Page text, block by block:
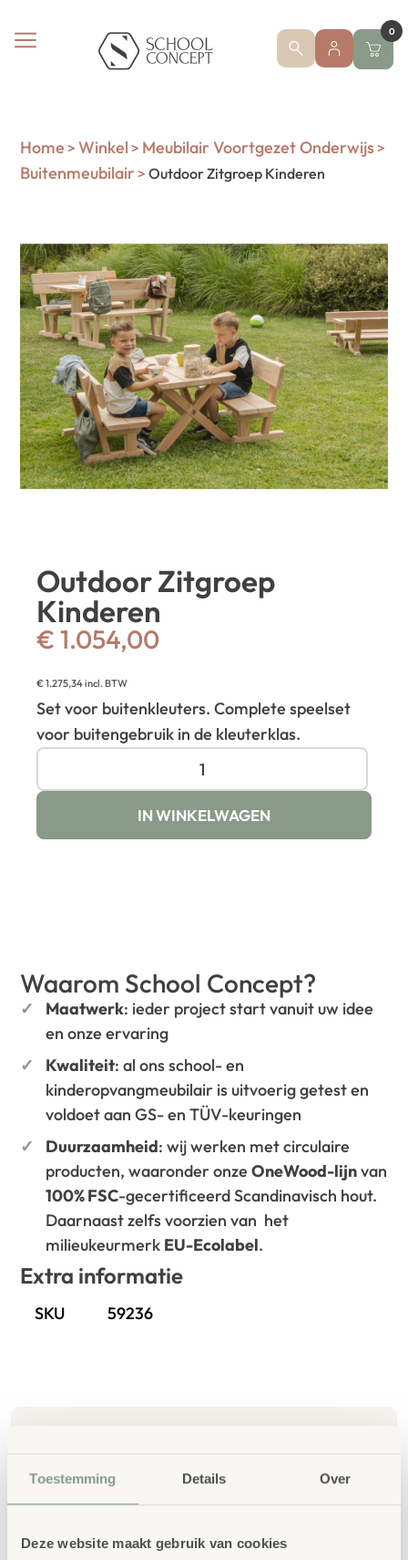
Toestemming Details Over
Deze website maakt gebruik van cookies
0
Home > Winkel > Meubilair Voortgezet Onderwijs>
Buitenmeubilair> Outdoor Zitgroep Kinderen
Outdoor Zitgroep
Kinderen
€ 1.054,00
€1.275,34incl. BTW
Set voor buitenkleuters. Complete speelset
voor buitengebruik in de kleuterklas.
IN WINKELWAGEN
Waarom School Concept?
Maatwerk: ieder project start vanuit uw idee
en onze ervaring
Kwaliteit: al ons school- en
kinderopvangmeubilair is uitvoerig getest en
voldoet aan GS- en TÜV-keuringen
Duurzaamheid: wij werken met circulaire
producten, waaronder onzeOneWood-lijnvan
100% FSC-gecertificeerd Scandinavisch hout.
Daarnaast zelfs voorzien van het
milieukeurmerk EU-Ecolabel.
Extra informatie
SKU 59236
Gerelateerde
producten